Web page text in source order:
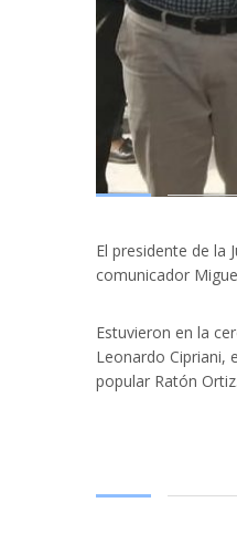
El presidente de la
comunicador
Estuvieron en la
Leonardo Cipriani,
popular Ratón Ortiz.